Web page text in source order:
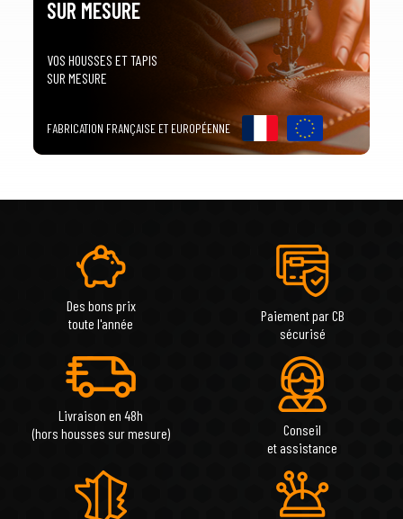
SUR MESURE
VOS HOUSSES ET TAPIS
SUR MESURE
FABRICATION FRANÇAISE ET EUROPÉENNE
Des bons prix
toute l'année
Paiement par CB
sécurisé
Livraison en 48h
(hors housses sur mesure)
Conseil
et assistance